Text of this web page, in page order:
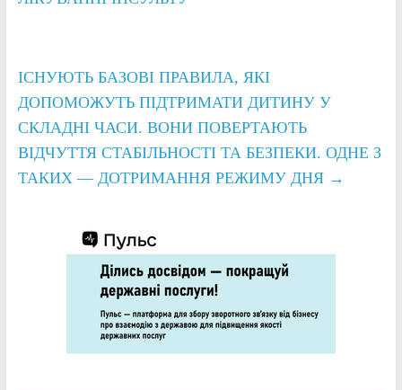
ІСНУЮТЬ БАЗОВІ ПРАВИЛА, ЯКІ
ДОПОМОЖУТЬ ПІДТРИМАТИ ДИТИНУ У
СКЛАДНІ ЧАСИ. ВОНИ ПОВЕРТАЮТЬ
ВІДЧУТТЯ СТАБІЛЬНОСТІ ТА БЕЗПЕКИ. ОДНЕ З
ТАКИХ — ДОТРИМАННЯ РЕЖИМУ ДНЯ →